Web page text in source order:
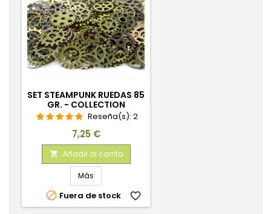
SET STEAMPUNK RUEDAS 85
GR. - COLLECTION
Reseña(s): 2
Precio
7,25 €
 Añadir al carrito
Más
 Fuera de stock favorite_border